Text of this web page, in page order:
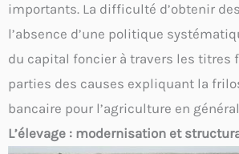
importants. La difficulté d’obtenir
l’absence d’une politique
du capital foncier à travers les titres
parties des causes expliquant la
bancaire pour l’agriculture en
L’élevage : modernisation et